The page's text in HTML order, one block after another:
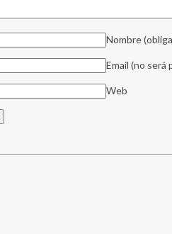
Nombre
Email (no será
Web